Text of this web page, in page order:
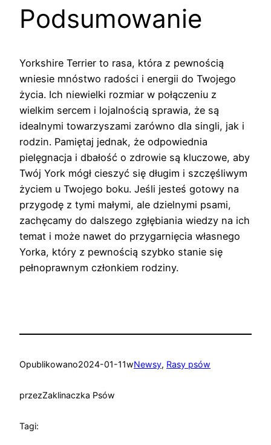
Podsumowanie
Yorkshire Terrier to rasa, która z pewnością
wniesie mnóstwo radości i energii do Twojego
życia. Ich niewielki rozmiar w połączeniu z
wielkim sercem i lojalnością sprawia, że są
idealnymi towarzyszami zarówno dla singli, jak i
rodzin. Pamiętaj jednak, że odpowiednia
pielęgnacja i dbałość o zdrowie są kluczowe, aby
Twój York mógł cieszyć się długim i szczęśliwym
życiem u Twojego boku. Jeśli jesteś gotowy na
przygodę z tymi małymi, ale dzielnymi psami,
zachęcamy do dalszego zgłębiania wiedzy na ich
temat i może nawet do przygarnięcia własnego
Yorka, który z pewnością szybko stanie się
pełnoprawnym członkiem rodziny.
Opublikowano2024-01-11wNewsy, Rasy psów
przezZaklinaczka Psów
Tagi: